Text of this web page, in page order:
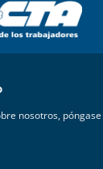
nosotros,